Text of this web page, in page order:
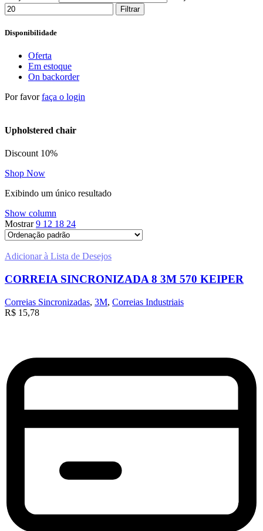
Filtrar
Disponibilidade
Oferta
Em estoque
On backorder
Por favorfaça o login
Upholstered chair
Discount 10%
Shop Now
Exibindo um único resultado
Show column
Mostrar9 12 18 24
Adicionar à Lista de Desejos
CORREIA SINCRONIZADA 8 3M 570 KEIPER
Correias Sincronizadas, 3M, Correias Industriais
R$ 15,78